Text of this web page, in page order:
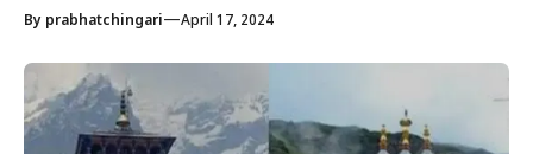
By prabhatchingari—April 17, 2024